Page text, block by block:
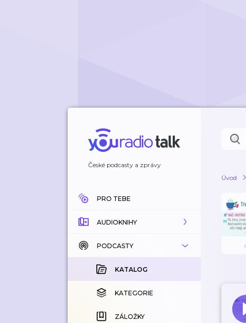
České podcasty a zprávy
PRO TEBE
AUDIOKNIHY
KATALOG
KOUPENÉ
KATEGORIE
ZÁLOŽKY
PODCASTY
KATALOG
KATEGORIE
ZÁLOŽKY
Úvod